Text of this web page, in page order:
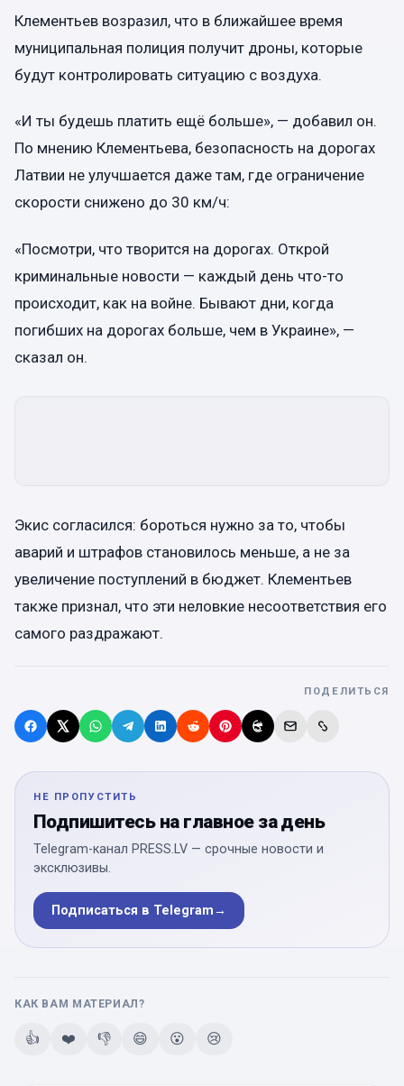
Клементьев возразил, что в ближайшее время
муниципальная полиция получит дроны, которые
будут контролировать ситуацию с воздуха.
«И ты будешь платить ещё больше», — добавил он.
По мнению Клементьева, безопасность на дорогах
Латвии не улучшается даже там, где ограничение
скорости снижено до 30 км/ч:
«Посмотри, что творится на дорогах. Открой
криминальные новости — каждый день что-то
происходит, как на войне. Бывают дни, когда
погибших на дорогах больше, чем в Украине», —
сказал он.
Экис согласился: бороться нужно за то, чтобы
аварий и штрафов становилось меньше, а не за
увеличение поступлений в бюджет. Клементьев
также признал, что эти неловкие несоответствия его
самого раздражают.
ПОДЕЛИТЬСЯ
НЕ ПРОПУСТИТЬ
Подпишитесь на главное за день
Telegram-канал PRESS.LV — срочные новости и
эксклюзивы.
Подписаться в Telegram→
КАК ВАМ МАТЕРИАЛ?
👍 ❤️ 👎 😄 😮 😢